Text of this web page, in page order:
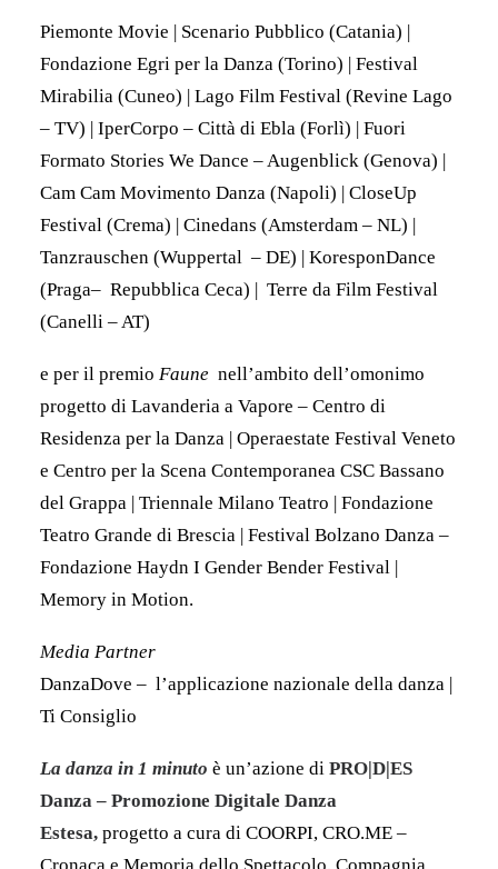
Piemonte Movie | Scenario Pubblico (Catania) |
Fondazione Egri per la Danza (Torino) | Festival
Mirabilia (Cuneo) | Lago Film Festival (Revine Lago
– TV) | IperCorpo – Città di Ebla (Forlì) | Fuori
Formato Stories We Dance – Augenblick (Genova) |
Cam Cam Movimento Danza (Napoli) | CloseUp
Festival (Crema) | Cinedans (Amsterdam – NL) |
Tanzrauschen (Wuppertal – DE) | KoresponDance
(Praga– Repubblica Ceca) | Terre da Film Festival
(Canelli – AT)
e per il premio Faune nell’ambito dell’omonimo
progetto di Lavanderia a Vapore – Centro di
Residenza per la Danza | Operaestate Festival Veneto
e Centro per la Scena Contemporanea CSC Bassano
del Grappa | Triennale Milano Teatro | Fondazione
Teatro Grande di Brescia | Festival Bolzano Danza –
Fondazione Haydn I Gender Bender Festival |
Memory in Motion.
Media Partner
DanzaDove – ​​l’applicazione nazionale della danza |
Ti Consiglio
La danza in 1 minuto è un’azione di PRO|D|ES
Danza – Promozione Digitale Danza
Estesa, progetto a cura di COORPI, CRO.ME –